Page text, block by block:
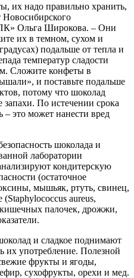
их надо правильно хранить,
Новосибирского
Ольга Широкова. – Они
их в темном, сухом и
подальше от тепла и
температур сладости
Сложите конфеты в
и поставьте подальше
потому что шоколад
По истечении срока
– это может нанести вред
шоколада и
лаборатории
кондитерскую
(остаточное
мышьяк, ртуть, свинец,
aureus,
палочек, дрожжи,
и сладкое поднимают
их употребление. Полезной
фрукты и ягоды,
сухофрукты, орехи и мед.